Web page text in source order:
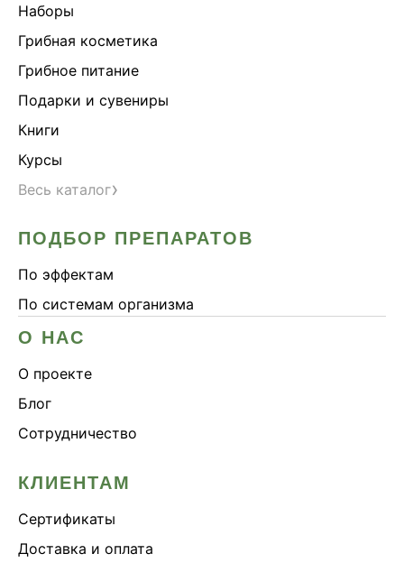
Наборы
Грибная косметика
Грибное питание
Подарки и сувениры
Книги
Курсы
Весь каталог›
ПОДБОР ПРЕПАРАТОВ
По эффектам
По системам организма
О НАС
О проекте
Блог
Сотрудничество
КЛИЕНТАМ
Сертификаты
Доставка и оплата